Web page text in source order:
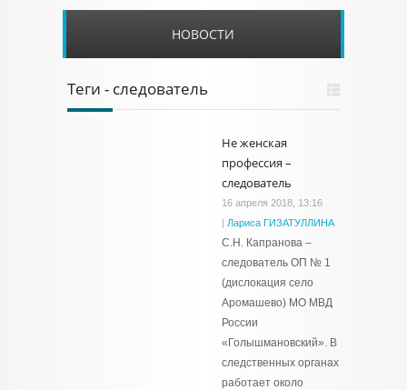
НОВОСТИ
Теги - следователь
Не женская
профессия –
следователь
16 апреля 2018, 13:16
| Лариса ГИЗАТУЛЛИНА
С.Н. Капранова –
следователь ОП № 1
(дислокация село
Аромашево) МО МВД
России
«Голышмановский». В
следственных органах
работает около